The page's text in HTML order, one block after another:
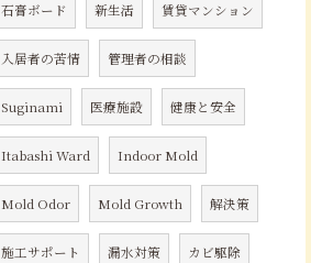
石膏ボード 新生活 賃貸マンション
入居者の苦情 管理者の相談
Suginami 医療施設 健康と安全
Itabashi Ward Indoor Mold
Mold Odor Mold Growth 解決策
施工サポート 漏水対策 カビ駆除